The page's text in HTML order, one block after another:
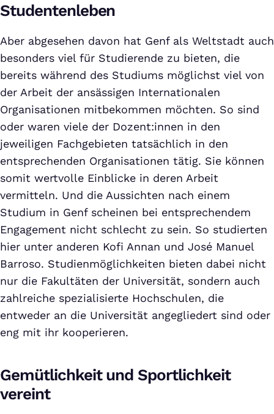
Studentenleben
Aber abgesehen davon hat Genf als Weltstadt auch
besonders viel für Studierende zu bieten, die
bereits während des Studiums möglichst viel von
der Arbeit der ansässigen Internationalen
Organisationen mitbekommen möchten. So sind
oder waren viele der Dozent:innen in den
jeweiligen Fachgebieten tatsächlich in den
entsprechenden Organisationen tätig. Sie können
somit wertvolle Einblicke in deren Arbeit
vermitteln. Und die Aussichten nach einem
Studium in Genf scheinen bei entsprechendem
Engagement nicht schlecht zu sein. So studierten
hier unter anderen Kofi Annan und José Manuel
Barroso. Studienmöglichkeiten bieten dabei nicht
nur die Fakultäten der Universität, sondern auch
zahlreiche spezialisierte Hochschulen, die
entweder an die Universität angegliedert sind oder
eng mit ihr kooperieren.
Gemütlichkeit und Sportlichkeit
vereint